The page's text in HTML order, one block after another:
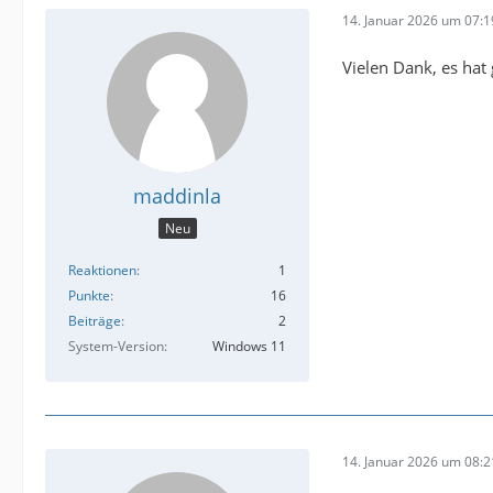
maddinla
Neu
Reaktionen
1
Punkte
16
Beiträge
2
System-Version
Windows 11
14. Januar 2026 um
Vielen Dank, es hat
14. Januar 2026 um